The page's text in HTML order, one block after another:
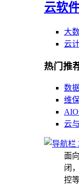
云软
大
云
热门推
数
维
云
面
闭
控